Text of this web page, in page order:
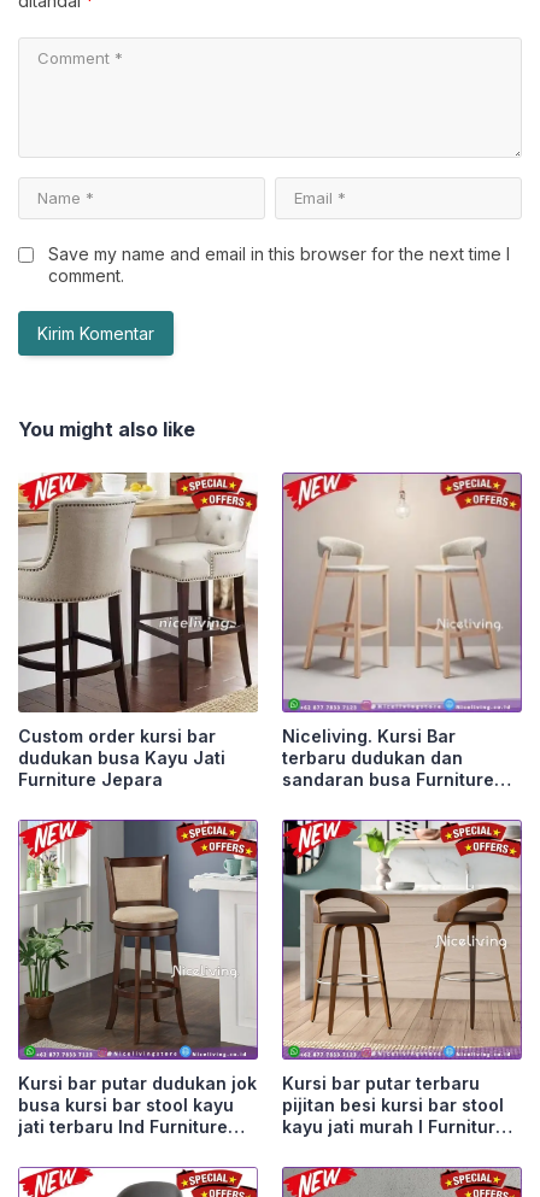
Save my name and email in this browser for the next time I
comment.
You might also like
Custom order kursi bar
dudukan busa Kayu Jati
Furniture Jepara
Niceliving. Kursi Bar
terbaru dudukan dan
sandaran busa Furniture
Kursi bar putar dudukan jok
busa kursi bar stool kayu
jati terbaru Ind Furniture
Kursi bar putar terbaru
pijitan besi kursi bar stool
kayu jati murah I Furniture